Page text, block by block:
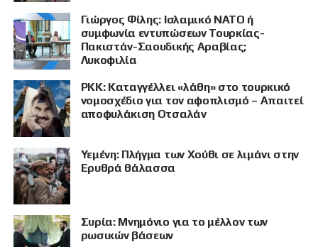
Γιώργος Φίλης: Ισλαμικό ΝΑΤΟ ή
συμφωνία εντυπώσεων Τουρκίας-
Πακιστάν-Σαουδικής Αραβίας;
Λυκοφιλία
PKK: Καταγγέλλει «λάθη» στο τουρκικό
νομοσχέδιο για τον αφοπλισμό – Απαιτεί
αποφυλάκιση Οτσαλάν
Υεμένη: Πλήγμα των Χούθι σε λιμάνι στην
Ερυθρά θάλασσα
Συρία: Μνημόνιο για το μέλλον των
ρωσικών βάσεων